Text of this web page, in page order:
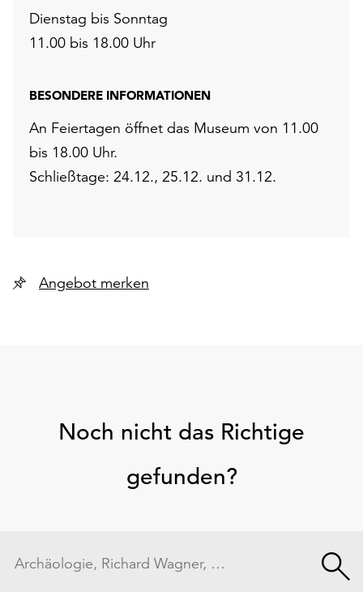
Dienstag bis Sonntag
11.00 bis 18.00 Uhr
BESONDERE INFORMATIONEN
An Feiertagen öffnet das Museum von 11.00
bis 18.00 Uhr.
Schließtage: 24.12., 25.12. und 31.12.
Angebot merken
Noch nicht das Richtige
gefunden?